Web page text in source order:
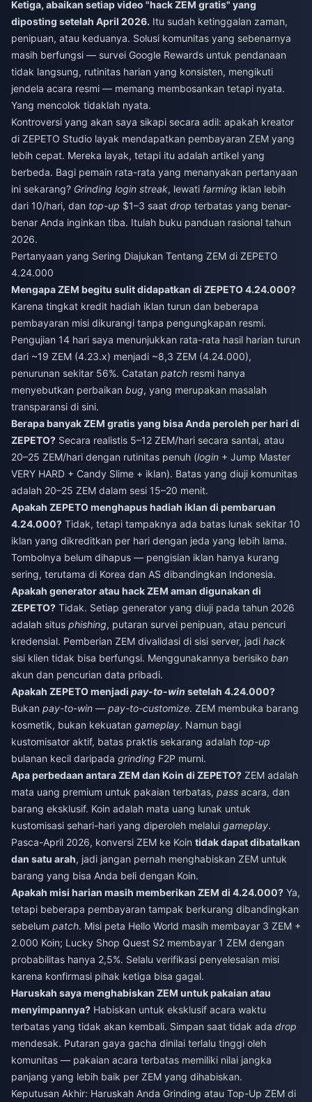
Ketiga, abaikan setiap video "hack ZEM gratis" yang
diposting setelah April 2026. Itu sudah ketinggalan zaman,
penipuan, atau keduanya. Solusi komunitas yang sebenarnya
masih berfungsi — survei Google Rewards untuk pendanaan
tidak langsung, rutinitas harian yang konsisten, mengikuti
jendela acara resmi — memang membosankan tetapi nyata.
Yang mencolok tidaklah nyata.
Kontroversi yang akan saya sikapi secara adil: apakah kreator
di ZEPETO Studio layak mendapatkan pembayaran ZEM yang
lebih cepat. Mereka layak, tetapi itu adalah artikel yang
berbeda. Bagi pemain rata-rata yang menanyakan pertanyaan
ini sekarang? Grinding login streak, lewati farming iklan lebih
dari 10/hari, dan top-up $1–3 saat drop terbatas yang benar-
benar Anda inginkan tiba. Itulah buku panduan rasional tahun
2026.
Pertanyaan yang Sering Diajukan Tentang ZEM di ZEPETO
4.24.000
Mengapa ZEM begitu sulit didapatkan di ZEPETO 4.24.000?
Karena tingkat kredit hadiah iklan turun dan beberapa
pembayaran misi dikurangi tanpa pengungkapan resmi.
Pengujian 14 hari saya menunjukkan rata-rata hasil harian turun
dari ~19 ZEM (4.23.x) menjadi ~8,3 ZEM (4.24.000),
penurunan sekitar 56%. Catatan patch resmi hanya
menyebutkan perbaikan bug, yang merupakan masalah
transparansi di sini.
Berapa banyak ZEM gratis yang bisa Anda peroleh per hari di
ZEPETO? Secara realistis 5–12 ZEM/hari secara santai, atau
20–25 ZEM/hari dengan rutinitas penuh (login + Jump Master
VERY HARD + Candy Slime + iklan). Batas yang diuji komunitas
adalah 20–25 ZEM dalam sesi 15–20 menit.
Apakah ZEPETO menghapus hadiah iklan di pembaruan
4.24.000? Tidak, tetapi tampaknya ada batas lunak sekitar 10
iklan yang dikreditkan per hari dengan jeda yang lebih lama.
Tombolnya belum dihapus — pengisian iklan hanya kurang
sering, terutama di Korea dan AS dibandingkan Indonesia.
Apakah generator atau hack ZEM aman digunakan di
ZEPETO? Tidak. Setiap generator yang diuji pada tahun 2026
adalah situs phishing, putaran survei penipuan, atau pencuri
kredensial. Pemberian ZEM divalidasi di sisi server, jadi hack
sisi klien tidak bisa berfungsi. Menggunakannya berisiko ban
akun dan pencurian data pribadi.
Apakah ZEPETO menjadi pay-to-win setelah 4.24.000?
Bukan pay-to-win — pay-to-customize. ZEM membuka barang
kosmetik, bukan kekuatan gameplay. Namun bagi
kustomisator aktif, batas praktis sekarang adalah top-up
bulanan kecil daripada grinding F2P murni.
Apa perbedaan antara ZEM dan Koin di ZEPETO? ZEM adalah
mata uang premium untuk pakaian terbatas, pass acara, dan
barang eksklusif. Koin adalah mata uang lunak untuk
kustomisasi sehari-hari yang diperoleh melalui gameplay.
Pasca-April 2026, konversi ZEM ke Koin tidak dapat dibatalkan
dan satu arah, jadi jangan pernah menghabiskan ZEM untuk
barang yang bisa Anda beli dengan Koin.
Apakah misi harian masih memberikan ZEM di 4.24.000? Ya,
tetapi beberapa pembayaran tampak berkurang dibandingkan
sebelum patch. Misi peta Hello World masih membayar 3 ZEM +
2.000 Koin; Lucky Shop Quest S2 membayar 1 ZEM dengan
probabilitas hanya 2,5%. Selalu verifikasi penyelesaian misi
karena konfirmasi pihak ketiga bisa gagal.
Haruskah saya menghabiskan ZEM untuk pakaian atau
menyimpannya? Habiskan untuk eksklusif acara waktu
terbatas yang tidak akan kembali. Simpan saat tidak ada drop
mendesak. Putaran gaya gacha dinilai terlalu tinggi oleh
komunitas — pakaian acara terbatas memiliki nilai jangka
panjang yang lebih baik per ZEM yang dihabiskan.
Keputusan Akhir: Haruskah Anda Grinding atau Top-Up ZEM di